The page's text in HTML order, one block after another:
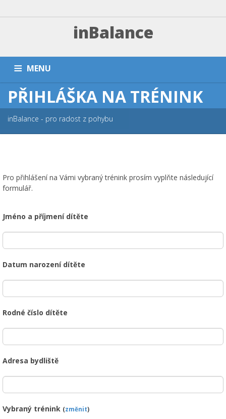
inBalance
MENU
DOMŮ TRÉNINKY A PLATBA ZÁVODNÍ SEKCE
PŘÍMĚŠŤÁKY A KEMPY NÁRAMKY
PŘIHLÁŠKA NA TRÉNINK
inBalance - pro radost z pohybu
Pro přihlášení na Vámi vybraný trénink prosím vyplňte následující
formulář.
Jméno a příjmení dítěte
Datum narození dítěte
Rodné číslo dítěte
Adresa bydliště
Vybraný trénink (změnit)